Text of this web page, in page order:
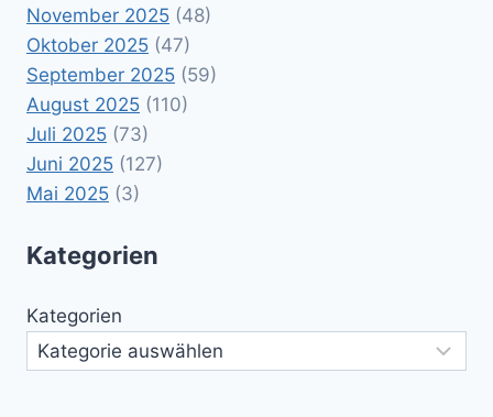
November 2025 (48)
Oktober 2025 (47)
September 2025 (59)
August 2025 (110)
Juli 2025 (73)
Juni 2025 (127)
Mai 2025 (3)
Kategorien
Kategorien